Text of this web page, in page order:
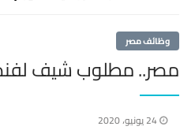
وظائف مصر
مصر.. مطلوب شيف
نُشر
24 يونيو، 2020